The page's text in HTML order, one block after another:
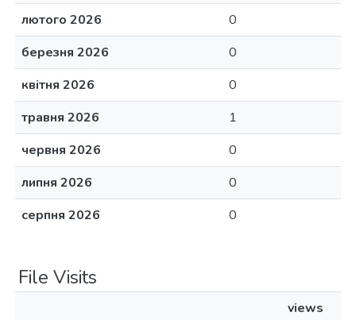
лютого 2026
0
березня 2026
0
квітня 2026
0
травня 2026
1
червня 2026
0
липня 2026
0
серпня 2026
0
File Visits
views